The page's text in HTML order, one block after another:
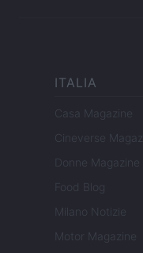
ITALIA
Casa Magazine
Cineverse
Donne Magazine
Food Blog
Milano Notizie
Motor Magazine